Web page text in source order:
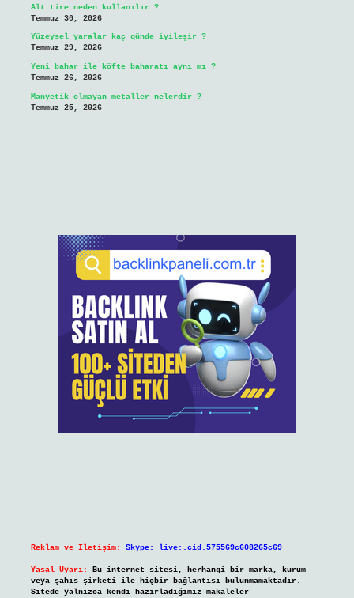
Alt tire neden kullanılır ?
Temmuz 30, 2026
Yüzeysel yaralar kaç günde iyileşir ?
Temmuz 29, 2026
Yeni bahar ile köfte baharatı aynı mı ?
Temmuz 26, 2026
Manyetik olmayan metaller nelerdir ?
Temmuz 25, 2026
Reklam ve İletişim: Skype: live:.cid.575569c608265c69
Yasal Uyarı:
Bu internet sitesi, herhangi bir marka, kurum
veya şahıs şirketi ile hiçbir bağlantısı bulunmamaktadır.
Sitede yalnızca kendi hazırladığımız makaleler